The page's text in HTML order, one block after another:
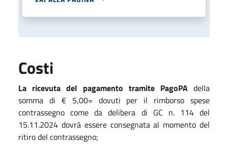
Costi
La ricevuta del pagamento tramite PagoPAdella
somma di € 5,00= dovuti per il rimborso spese
contrassegno come da delibera di GC n. 114 del
15.11.2024 dovrà essere consegnata al momento del
ritiro del contrassegno;